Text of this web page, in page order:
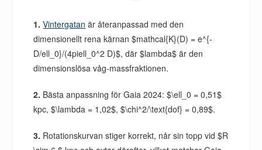
1. Vintergatan är återanpassad med den
dimensionellt rena kärnan $mathcal{K}(D) = e^{-
D/ell_0}/(4piell_0^2 D)$, där $lambda$ är den
dimensionslösa våg-massfraktionen.
2. Bästa anpassning för Gaia 2024: $\ell_0 = 0,51$
kpc, $\lambda = 1,02$, $\chi^2/\text{dof} = 0,89$.
3. Rotationskurvan stiger korrekt, når sin topp vid $R